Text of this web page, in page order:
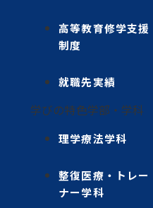
高等教育修学支援
制度
就職先実績
学びの特色学部・学科
理学療法学科
整復医療・トレー
ナー学科